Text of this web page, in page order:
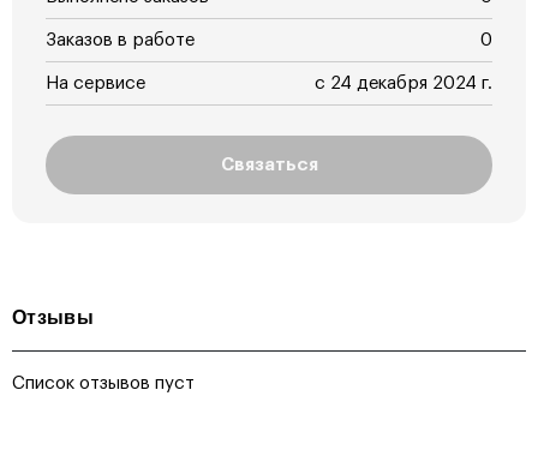
Заказов в работе 0
На сервисе с 24 декабря 2024 г.
Связаться
Отзывы
Список отзывов пуст